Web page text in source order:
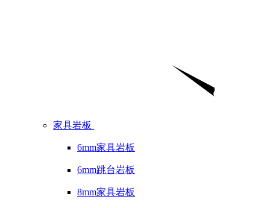
家具岩板
6mm家具岩板
6mm跳台岩板
8mm家具岩板